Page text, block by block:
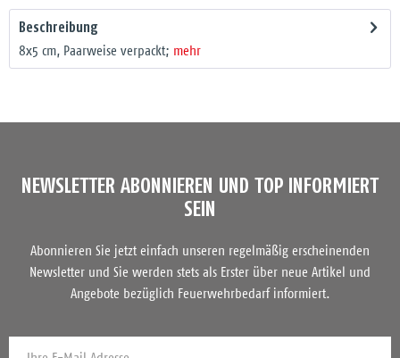
Beschreibung
8x5 cm, Paarweise verpackt; mehr
NEWSLETTER ABONNIEREN UND TOP INFORMIERT
SEIN
Abonnieren Sie jetzt einfach unseren regelmäßig erscheinenden
Newsletter und Sie werden stets als Erster über neue Artikel und
Angebote bezüglich Feuerwehrbedarf informiert.